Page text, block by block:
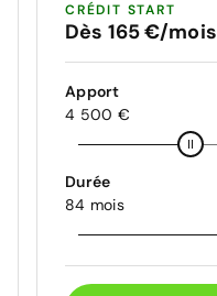
CRÉDIT START
Dès 165 €/mois
Apport
4 500 €
Durée
84 mois